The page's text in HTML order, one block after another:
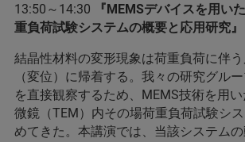
13:50～14:30
『MEMSデバイスを用い
重負荷試験システムの概要と応用研究』
結晶性材料の変形現象は荷重負荷に伴
（変位）に帰着する。我々の研究グル
を直接観察するため、MEMS技術を用
微鏡（TEM）内その場荷重負荷試験シ
めてきた。本講演では、当該システム